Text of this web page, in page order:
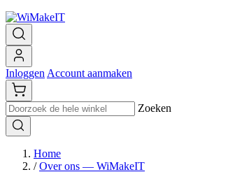
Inloggen Account aanmaken
Zoeken
Home
/ Over ons — WiMakeIT